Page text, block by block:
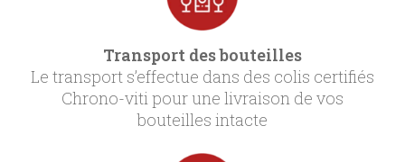
Transport des bouteilles
Le transport s’effectue dans des colis certifiés
Chrono-viti pour une livraison de vos
bouteilles intacte